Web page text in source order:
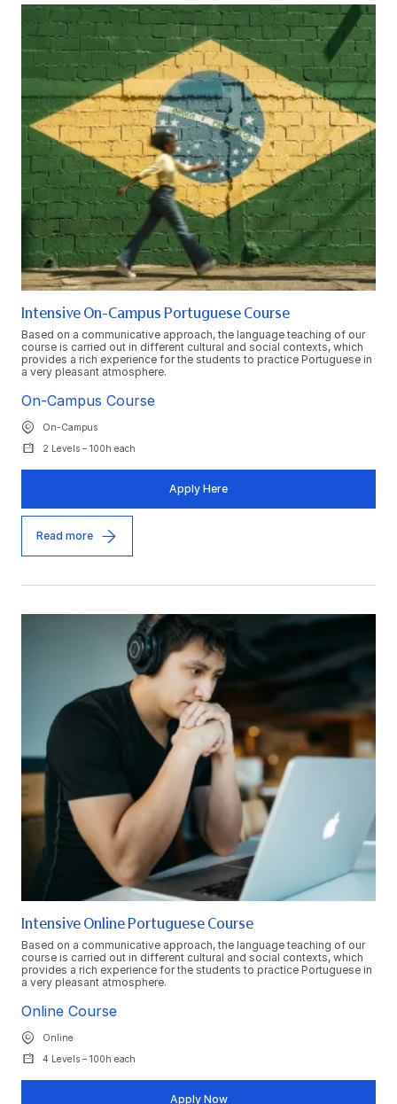
Intensive On-Campus Portuguese Course
Based on a communicative approach, the language teaching of our
course is carried out in different cultural and social contexts, which
provides a rich experience for the students to practice Portuguese in
a very pleasant atmosphere.
On-Campus Course
On-Campus
2 Levels – 100h each
Apply Here
Read more
Intensive Online Portuguese Course
Based on a communicative approach, the language teaching of our
course is carried out in different cultural and social contexts, which
provides a rich experience for the students to practice Portuguese in
a very pleasant atmosphere.
Online Course
Online
4 Levels – 100h each
Apply Now